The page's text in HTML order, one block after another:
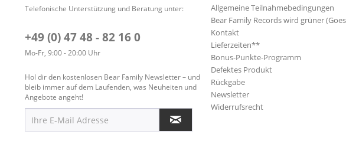
Telefonische Unterstützung und Beratung unter:
+49 (0) 47 48 - 82 16 0
Mo-Fr, 9:00 - 20:00 Uhr
Hol dir den kostenlosen Bear Family Newsletter – und
bleib immer auf dem Laufenden, was Neuheiten und
Angebote angeht!
Allgemeine Teilnahmebedingungen
Bear Family Records wird grüner
Kontakt
Lieferzeiten**
Bonus-Punkte-Programm
Defektes Produkt
Rückgabe
Newsletter
Widerrufsrecht